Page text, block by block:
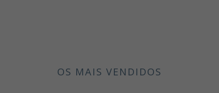
OS MAIS VENDIDOS